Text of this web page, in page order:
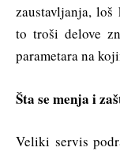
zaustavljanja,
to troši delove
parametara na
Šta se menja i
Veliki servis